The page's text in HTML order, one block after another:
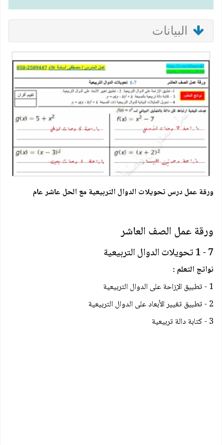
البيانات
ورقة عمل درس تحويلات الدوال التربيعية مع الحل عاشر عام
ورقة عمل الصف العاشر
7 - 1 تحويلات الدوال التربيعية
نواتج التعلم :
1 - تطبيق الإزاحة على الدوال التربيعية
2 - تطبيق تغيير الأبعاد على الدوال التربيعية
3 - كتابة دالة تربيعية